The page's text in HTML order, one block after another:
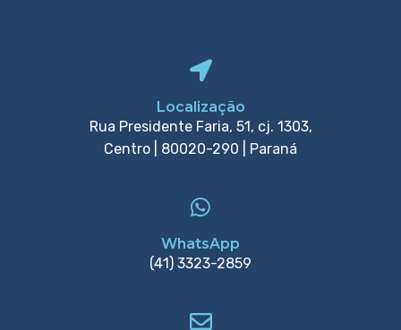
Localização
Rua Presidente Faria, 51, cj. 1303,
Centro | 80020-290 | Paraná
WhatsApp
(41) 3323-2859